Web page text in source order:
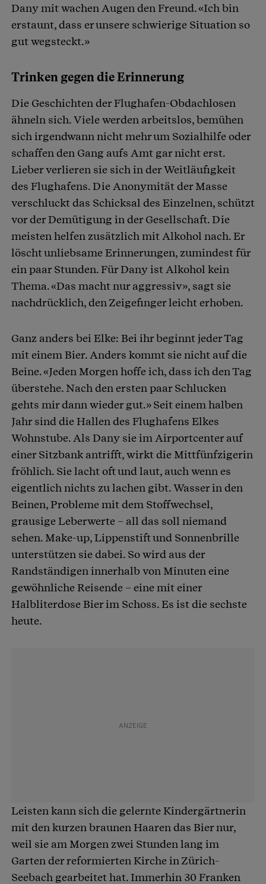
Dany mit wachen Augen den Freund. «Ich bin
erstaunt, dass er unsere schwierige Situation so
gut wegsteckt.»
Trinken gegen die Erinnerung
Die Geschichten der Flughafen-Obdachlosen
ähneln sich. Viele werden arbeitslos, bemühen
sich irgendwann nicht mehr um Sozialhilfe oder
schaffen den Gang aufs Amt gar nicht erst.
Lieber verlieren sie sich in der Weitläufigkeit
des Flughafens. Die Anonymität der Masse
verschluckt das Schicksal des Einzelnen, schützt
vor der Demütigung in der Gesellschaft. Die
meisten helfen zusätzlich mit Alkohol nach. Er
löscht unliebsame Erinnerungen, zumindest für
ein paar Stunden. Für Dany ist Alkohol kein
Thema. «Das macht nur aggressiv», sagt sie
nachdrücklich, den Zeigefinger leicht erhoben.
Ganz anders bei Elke: Bei ihr beginnt jeder Tag
mit einem Bier. Anders kommt sie nicht auf die
Beine. «Jeden Morgen hoffe ich, dass ich den Tag
überstehe. Nach den ersten paar Schlucken
gehts mir dann wieder gut.» Seit einem halben
Jahr sind die Hallen des Flughafens Elkes
Wohnstube. Als Dany sie im Airportcenter auf
einer Sitzbank antrifft, wirkt die Mittfünfzigerin
fröhlich. Sie lacht oft und laut, auch wenn es
eigentlich nichts zu lachen gibt. Wasser in den
Beinen, Probleme mit dem Stoffwechsel,
grausige Leberwerte – all das soll niemand
sehen. Make-up, Lippenstift und Sonnenbrille
unterstützen sie dabei. So wird aus der
Randständigen innerhalb von Minuten eine
gewöhnliche Reisende – eine mit einer
Halbliterdose Bier im Schoss. Es ist die sechste
heute.
Leisten kann sich die gelernte Kindergärtnerin
mit den kurzen braunen Haaren das Bier nur,
weil sie am Morgen zwei Stunden lang im
Garten der reformierten Kirche in Zürich-
Seebach gearbeitet hat. Immerhin 30 Franken